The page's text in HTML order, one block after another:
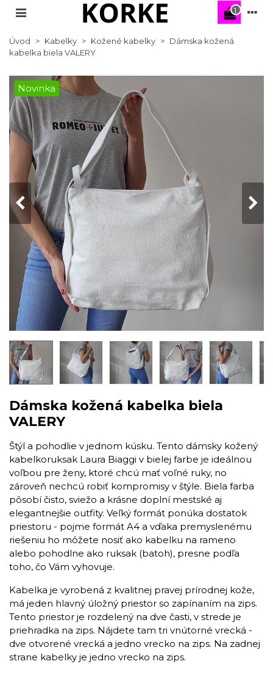
1
Úvod > Kabelky > Kožené kabelky > Dámska kožená
kabelka biela VALERY
Novinka
Dámska kožená kabelka biela
VALERY
Štýl a pohodlie v jednom kúsku. Tento dámsky kožený
kabelkoruksak Laura Biaggi v bielej farbe je ideálnou
voľbou pre ženy, ktoré chcú mať voľné ruky, no
zároveň nechcú robiť kompromisy v štýle. Biela farba
pôsobí čisto, sviežo a krásne doplní mestské aj
elegantnejšie outfity. Veľký formát ponúka dostatok
priestoru - pojme formát A4 a vďaka premyslenému
riešeniu ho môžete nosiť ako kabelku na rameno
alebo pohodlne ako ruksak (batoh), presne podľa
toho, čo Vám vyhovuje.
Kabelka je vyrobená z kvalitnej pravej prírodnej kože,
má jeden hlavný úložný priestor so zapínaním na zips.
Tento priestor je rozdelený na dve časti, v strede je
priehradka na zips. Nájdete tam tri vnútorné vrecká -
dve otvorené vrecká a jedno vrecko na zips. Na zadnej
strane kabelky je jedno vrecko na zips.